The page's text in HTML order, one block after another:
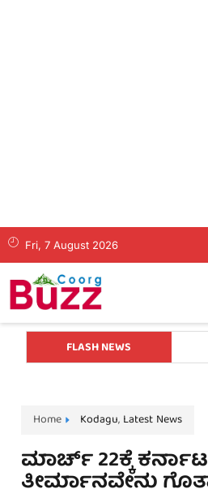
Fri, 7 August 2026
FLASH NEWS
Home Kodagu, Latest News
ಮಾರ್ಚ್‌ 22ಕ್ಕೆ
ತೀರ್ಮಾನವೇನು